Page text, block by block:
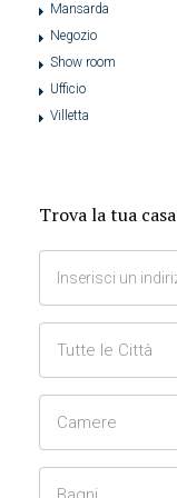
Mansarda
Negozio
Show room
Ufficio
Villetta
Trova la tua casa
Tutte le Città
Camere